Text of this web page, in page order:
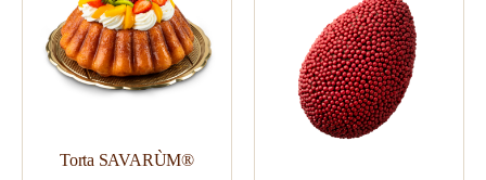
Torta SAVARÙM®